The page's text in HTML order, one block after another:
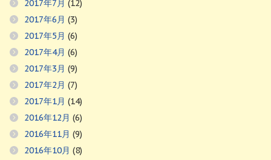
2017年7月 (12)
2017年6月 (3)
2017年5月 (6)
2017年4月 (6)
2017年3月 (9)
2017年2月 (7)
2017年1月 (14)
2016年12月 (6)
2016年11月 (9)
2016年10月 (8)